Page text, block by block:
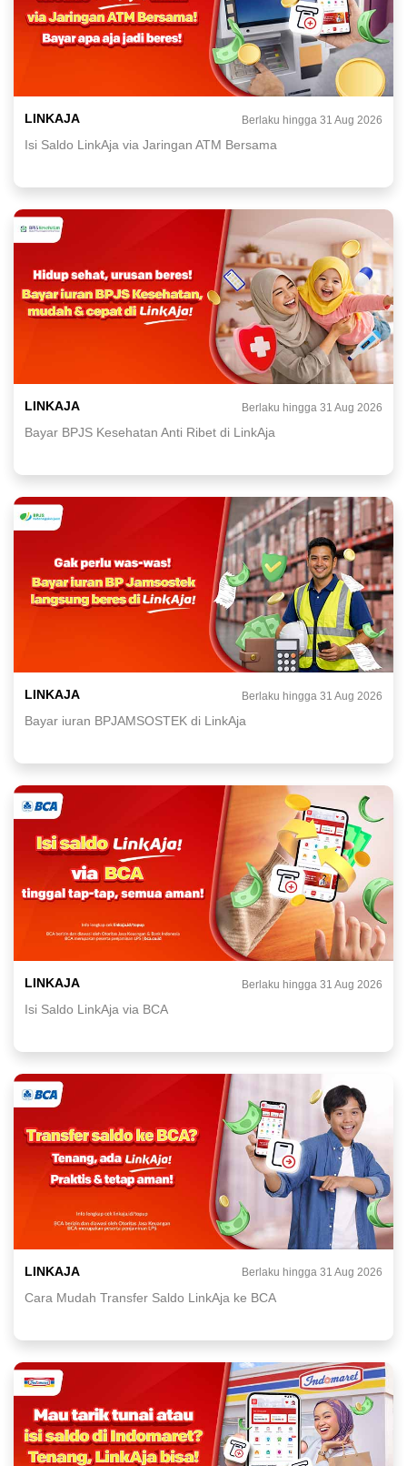
LINKAJA Berlaku hingga 31 Aug 2026
Isi Saldo LinkAja via Jaringan ATM Bersama
LINKAJA Berlaku hingga 31 Aug 2026
Bayar BPJS Kesehatan Anti Ribet di LinkAja
LINKAJA Berlaku hingga 31 Aug 2026
Bayar iuran BPJAMSOSTEK di LinkAja
LINKAJA Berlaku hingga 31 Aug 2026
Isi Saldo LinkAja via BCA
LINKAJA Berlaku hingga 31 Aug 2026
Cara Mudah Transfer Saldo LinkAja ke BCA